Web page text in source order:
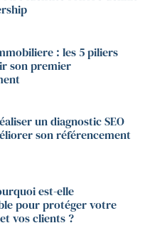
: les 5 piliers
son premier
un diagnostic SEO
son référencement
est-elle
pour protéger votre
vos clients ?